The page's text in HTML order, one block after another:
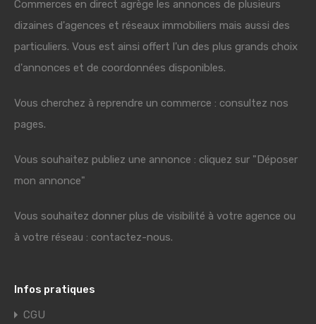
Commerces en direct agrège les annonces de plusieurs
dizaines d'agences et réseaux immobiliers mais aussi des
particuliers. Vous est ainsi offert l'un des plus grands choix
d'annonces et de coordonnées disponibles.
Vous cherchez à reprendre un commerce : consultez nos
pages.
Vous souhaitez publiez une annonce : cliquez sur "Déposer
mon annonce"
Vous souhaitez donner plus de visibilité à votre agence ou
à votre réseau : contactez-nous.
Infos pratiques
CGU